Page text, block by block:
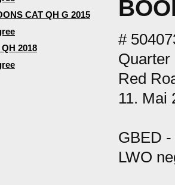
CAT QH G 2015
2018
#
Quarter
Red
11. Mai
GBED
LWO